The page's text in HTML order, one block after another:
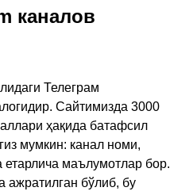
каналов
Телеграм
Сайтимизда 3000
ҳақида батафсил
мумкин: канал номи,
етарлича маълумотлар бор.
ажратилган бўлиб, бу